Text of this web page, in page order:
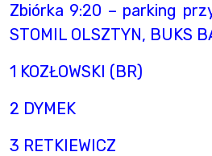
Zbiórka 9:20 – parking
STOMIL OLSZTYN, BUKS
1 KOZŁOWSKI (BR)
2 DYMEK
3 RETKIEWICZ